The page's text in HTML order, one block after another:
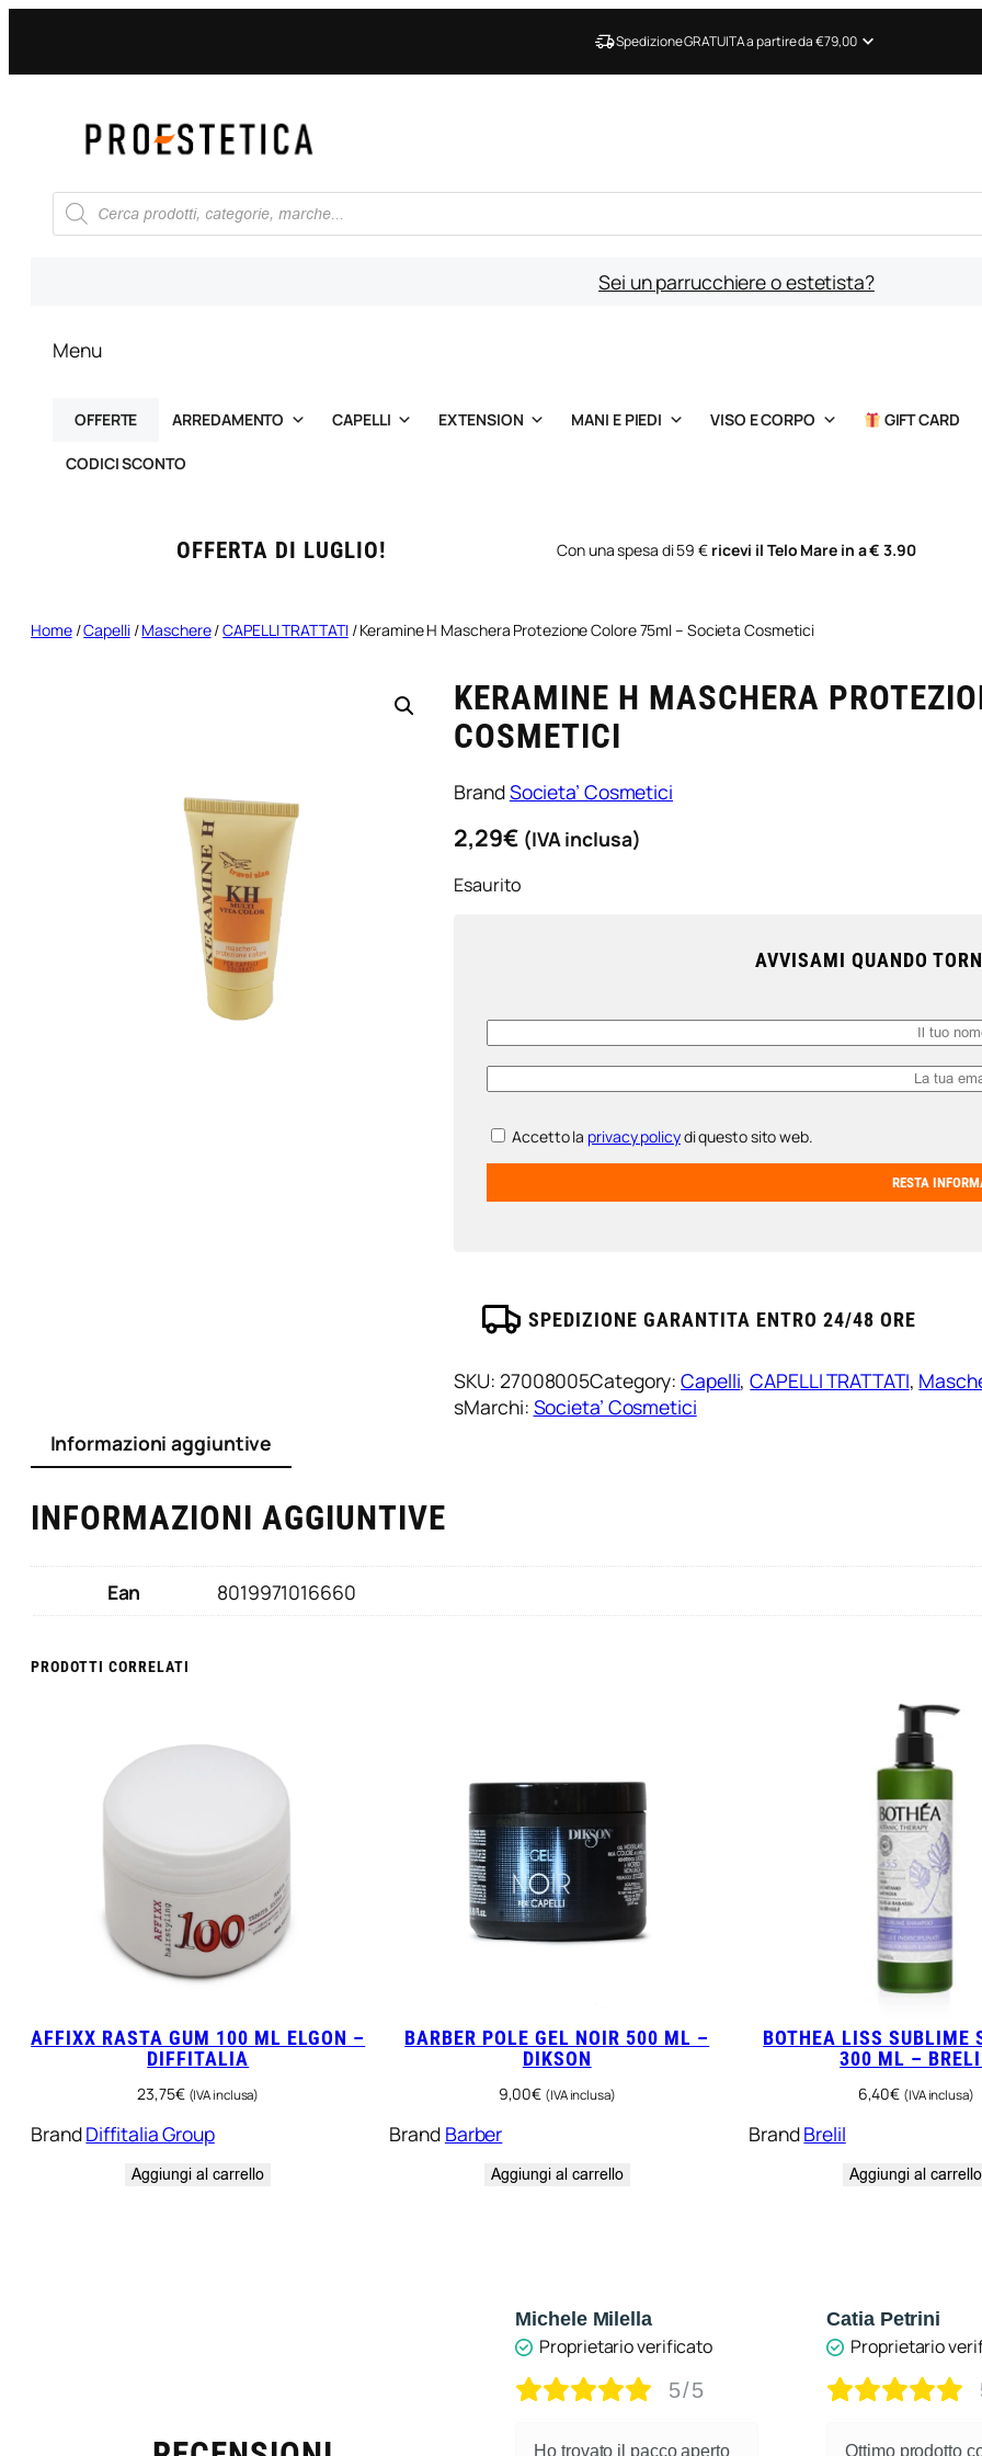
contenuto
Spedizione GRATUITA a partire da €79,00
Ricerca
prodotti
Sei un parrucchiere o estetista?
Menu
OFFERTE ARREDAMENTO CAPELLI EXTENSION MANI E PIEDI VISO E CORPO GIFT CARD
CODICI SCONTO
OFFERTA DI LUGLIO! Con una spesa di 59 € ricevi il Telo Mare in a € 3.90
Home/Capelli/Maschere/CAPELLI TRATTATI/ Keramine H Maschera Protezione Colore 75ml – Societa Cosmetici
KERAMINE H MASCHERA
COSMETICI
BrandSocieta’ Cosmetici
2,29€ (IVA inclusa)
Esaurito
AVVISAMI QUANDO
Accetto la privacy policydi questo sito web.
SPEDIZIONE GARANTITA ENTRO 24/48 ORE
SKU: 27008005Category:Capelli, CAPELLI TRATTATI,
sMarchi: Societa’ Cosmetici
Informazioni aggiuntive
INFORMAZIONI AGGIUNTIVE
Ean 8019971016660
PRODOTTI CORRELATI
AFFIXX RASTA GUM 100 ML ELGON –
DIFFITALIA
23,75€ (IVA inclusa)
BrandDiffitalia Group
Aggiungi al carrello
BARBER POLE GEL NOIR 500 ML –
DIKSON
9,00€ (IVA inclusa)
Brand Barber
Aggiungi al carrello
BOTHEA LISS SUBLIME
300 ML –
6,40€ (IVA inclusa)
BrandBrelil
Aggiungi al carrello
Prima volta che uso
Michele Milella
Proprietario verificato
5/5
Ho trovato il pacco aperto
Catia Petrini
Proprietario verificato
5/5
Ottimo prodotto contro